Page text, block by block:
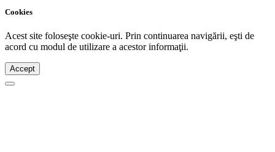
Cookies
Acest site foloseşte cookie-uri. Prin continuarea navigării, eşti de
acord cu modul de utilizare a acestor informaţii.
Accept